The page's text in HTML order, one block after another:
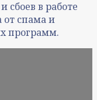
сбоев в работе
спама и
программ.